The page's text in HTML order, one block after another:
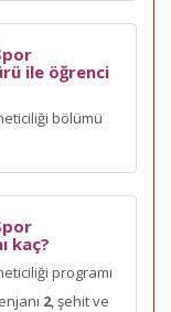
ile öğrenci
bölümü
kaç?
programı
2, şehit ve